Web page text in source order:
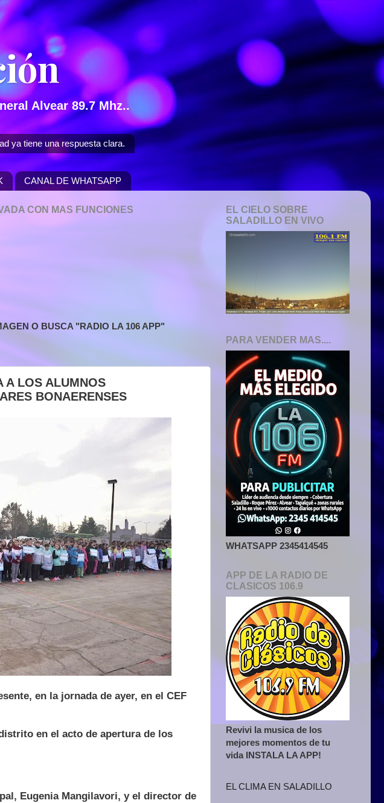
Alvear 89.7 Mhz..
ya tiene una respuesta clara.
CANAL DE WHATSAPP
CON MAS FUNCIONES
O BUSCA "RADIO LA 106 APP"
A LOS ALUMNOS
BONAERENSES
en la jornada de ayer, en el CEF
en el acto de apertura de los
Eugenia Mangilavori, y el director de
EL CIELO SOBRE
SALADILLO EN VIVO
PARA VENDER MAS....
WHATSAPP 2345414545
APP DE LA RADIO DE
CLASICOS 106.9
Revivi la musica de los
mejores momentos de tu
vida INSTALA LA APP!
EL CLIMA EN SALADILLO